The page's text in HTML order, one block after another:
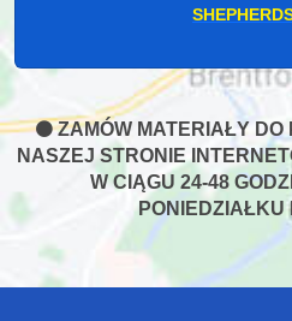
ZAMÓW MATERIAŁY DO
NASZEJ STRONIE
W CIĄGU 24-48
PONIEDZIAŁKU